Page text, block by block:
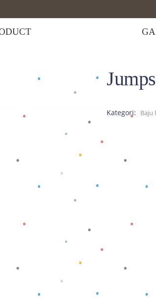
Zipper Blue
Kategori: Baju